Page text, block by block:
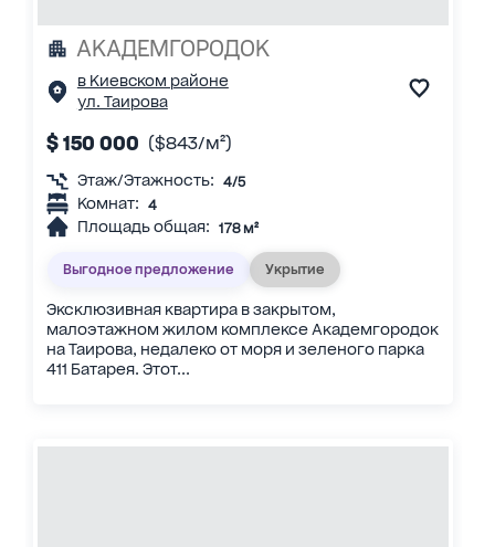
АКАДЕМГОРОДОК
в Киевском районе
ул. Таирова
$ 150 000 ($843/м²)
Этаж/Этажность: 4/5
Комнат: 4
Площадь общая: 178 м²
Выгодное предложение Укрытие
Эксклюзивная квартира в закрытом,
малоэтажном жилом комплексе Академгородок
на Таирова, недалеко от моря и зеленого парка
411 Батарея. Этот...